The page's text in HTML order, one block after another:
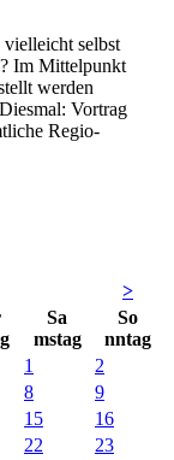
selbst
Im Mittelpunkt
werden
Vortrag
Regio-
>
Sa
mstag
So
nntag
1
2
8
9
15
16
22
23